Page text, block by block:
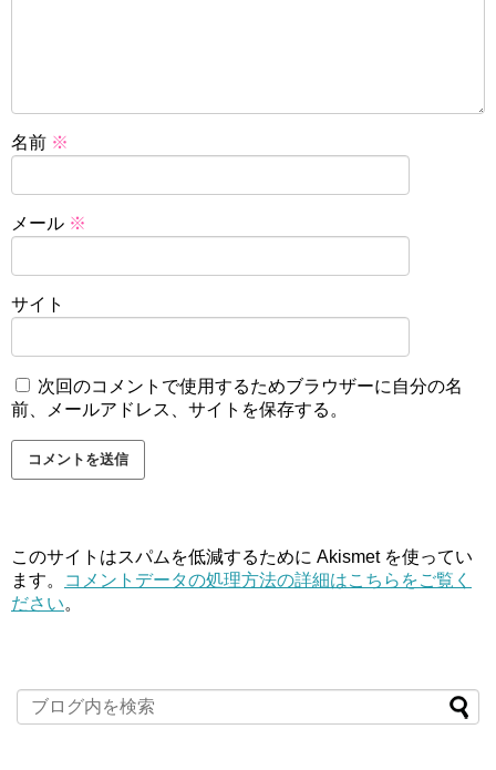
名前 ※
メール ※
サイト
次回のコメントで使用するためブラウザーに自分の名
前、メールアドレス、サイトを保存する。
このサイトはスパムを低減するために Akismet を使ってい
ます。
コメントデータの処理方法の詳細はこちらをご覧く
ださい。